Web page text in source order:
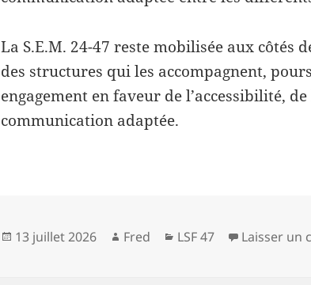
La S.E.M. 24-47 reste mobilisée aux côtés
des structures qui les accompagnent,
engagement en faveur de l’accessibilité,
communication adaptée.
Publié
13 juillet 2026 Auteur
Fred Catégories
LSF 47 Laisser un